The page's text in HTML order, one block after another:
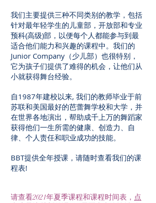
我们主要提供三种不同类别的教学，包括
针对最年轻学生的儿童部，开放部和专业
预科(高级)部，以便每个人都能参与到最
适合他们能力和兴趣的课程中。我们的
Junior Company（少儿部）也很特别，
它为孩子们提供了难得的机会，让他们从
小就获得舞台经验。
自1987年建校以来, 我们的教师毕业于前
苏联和美国最好的芭蕾舞学校和大学，并
在世界各地演出，帮助成千上万的舞蹈家
获得他们一生所需的健康、创造力、自
律、个人责任和职业成功的技能。
BBT提供全年授课，请随时查看我们的课
程表!
请查看2021年夏季课程和课程时间表， 点